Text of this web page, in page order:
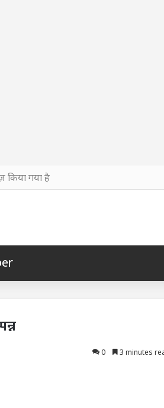
किया गया है
0 3 minutes